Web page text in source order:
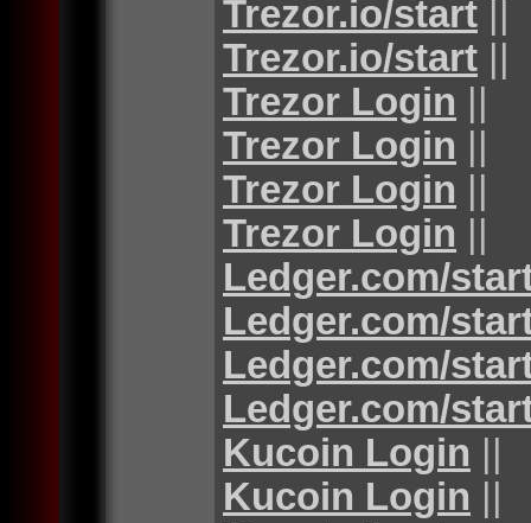
Trezor.io/start ||
Trezor.io/start ||
Trezor Login ||
Trezor Login ||
Trezor Login ||
Trezor Login ||
Ledger.com/
Ledger.com/
Ledger.com/
Ledger.com/
Kucoin Login ||
Kucoin Login ||